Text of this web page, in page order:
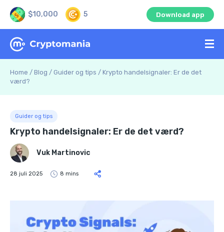
$10,000 5 Download app
Home / Blog / Guider og tips / Krypto handelsignaler: Er de det
værd?
Guider og tips
Krypto handelsignaler: Er de det værd?
Vuk Martinovic
28 juli 2025 8 mins